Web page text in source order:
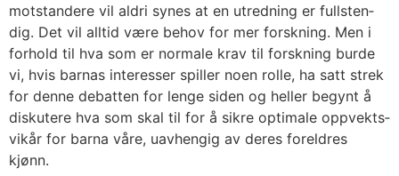
mot­stan­de­re vil ald­ri synes at en utred­ning er full­sten­
dig. Det vil all­tid være behov for mer forsk­ning. Men i
for­hold til hva som er nor­ma­le krav til forsk­ning bur­de
vi, hvis bar­nas inter­es­ser spil­ler noen rol­le, ha satt strek
for den­ne debat­ten for len­ge siden og hel­ler begynt å
dis­ku­te­re hva som skal til for å sik­re opti­ma­le opp­vekt­s­
vi­kår for bar­na våre, uav­hen­gig av deres for­eld­res
kjønn.